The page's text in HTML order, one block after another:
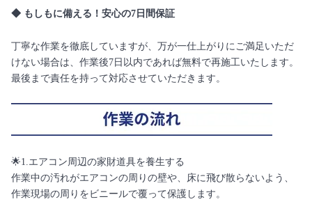
◆ もしもに備える！安心の7日間保証
丁寧な作業を徹底していますが、万が一仕上がりにご満足いただ
けない場合は、作業後7日以内であれば無料で再施工いたします。
最後まで責任を持って対応させていただきます。
🌟1.エアコン周辺の家財道具を養生する
作業中の汚れがエアコンの周りの壁や、床に飛び散らないよう、
作業現場の周りをビニールで覆って保護します。